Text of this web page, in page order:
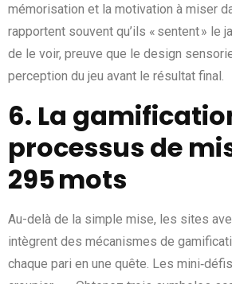
mémorisation et la motivation à miser
rapportent souvent qu’ils « sentent » le
de le voir, preuve que le design
perception du jeu avant le résultat final.
6. La
processus de
295 mots
Au-delà de la simple mise, les sites
intègrent des mécanismes de
chaque pari en une quête. Les